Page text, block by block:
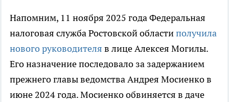
Напомним, 11 ноября 2025 года Федеральная
налоговая служба Ростовской областиполучила
нового руководителя в лице Алексея Могилы.
Его назначение последовало за задержанием
прежнего главы ведомства Андрея Мосиенко в
июне 2024 года. Мосиенко обвиняется в даче